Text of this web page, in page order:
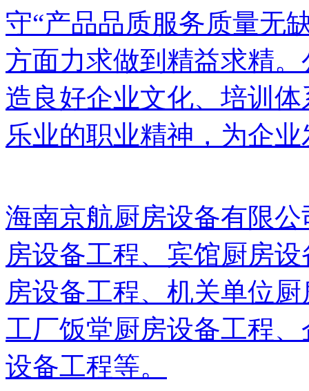
守“产品品质服务质量无
方面力求做到精益求精
造良好企业文化、培训
乐业的职业精神，为企
海南京航厨房设备有限
房设备工程、宾馆厨房
房设备工程、机关单位
工厂饭堂厨房设备工程
设备工程等。